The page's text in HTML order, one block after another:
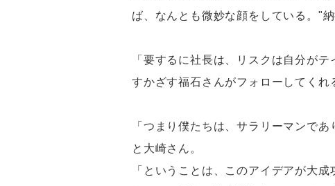
ば、なんとも微妙な顔をしている。"
「要するに社長は、リスクは自分が
すかざす福石さんがフォローしてくれ
「つまり僕たちは、サラリーマンで
と大崎さん。
「ということは、このアイデアが大